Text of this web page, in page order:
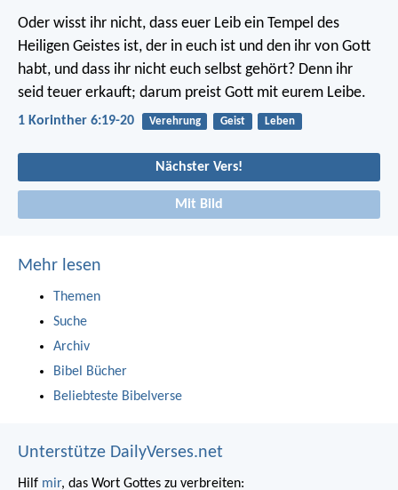
Oder wisst ihr nicht, dass euer Leib ein Tempel des
Heiligen Geistes ist, der in euch ist und den ihr von Gott
habt, und dass ihr nicht euch selbst gehört? Denn ihr
seid teuer erkauft; darum preist Gott mit eurem Leibe.
1 Korinther 6:19-20 Verehrung Geist Leben
Nächster Vers!
Mit Bild
Mehr lesen
Themen
Suche
Archiv
Bibel Bücher
Beliebteste Bibelverse
Unterstütze DailyVerses.net
Hilf mir, das Wort Gottes zu verbreiten: